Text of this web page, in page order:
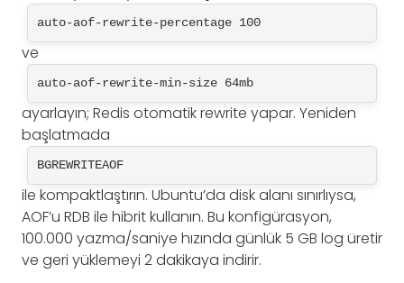
auto-aof-rewrite-percentage 100
ve
auto-aof-rewrite-min-size 64mb
ayarlayın; Redis otomatik rewrite yapar. Yeniden
başlatmada
BGREWRITEAOF
ile kompaktlaştırın. Ubuntu’da disk alanı sınırlıysa,
AOF’u RDB ile hibrit kullanın. Bu konfigürasyon,
100.000 yazma/saniye hızında günlük 5 GB log üretir
ve geri yüklemeyi 2 dakikaya indirir.